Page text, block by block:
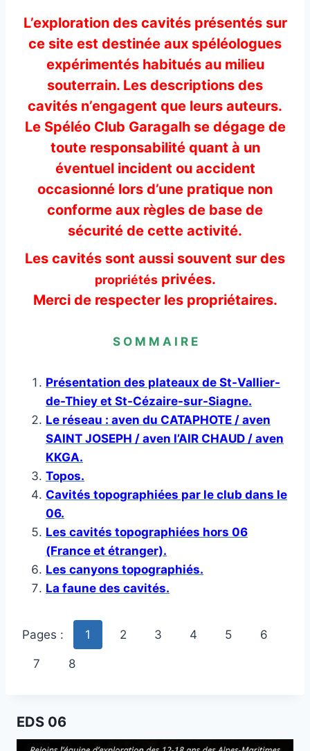
L’exploration des cavités présentés sur
ce site est destinée aux spéléologues
expérimentés habitués au milieu
souterrain. Les descriptions des
cavités n’engagent que leurs auteurs.
Le Spéléo Club Garagalh se dégage de
toute responsabilité quant à un
éventuel incident ou accident
occasionné lors d’une pratique non
conforme aux règles de base de
sécurité de cette activité.
Les cavités sont aussi souvent sur des
propriétésprivées.
Merci de respecter les propriétaires.
S O M M A I R E
Présentation des plateaux de St-Vallier-
de-Thiey et St-Cézaire-sur-Siagne.
Le réseau : aven du CATAPHOTE / aven
SAINT JOSEPH / aven l’AIR CHAUD / aven
KKGA.
Topos.
Cavités topographiées par le club dans le
06.
Les cavités topographiées hors 06
(France et étranger).
Les canyons topographiés.
La faune des cavités.
Pages : 1 2 3 4 5 6
7 8
EDS 06